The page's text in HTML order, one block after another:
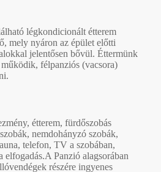
légkondicionált étterem
mely nyáron az épület előtti
jelentősen bővül. Éttermünk
félpanziós (vacsora)
étterem, fürdőszobás
nemdohányzó szobák,
telefon, TV a szobában,
elfogadás.A Panzió alagsorában
részére ingyenes